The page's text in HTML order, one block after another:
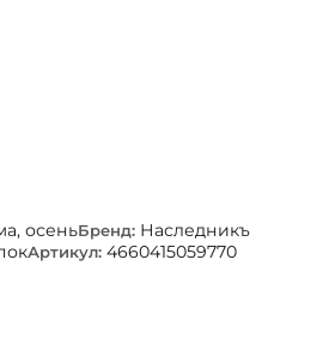
осеньБренд: Наследникъ
Артикул: 4660415059770